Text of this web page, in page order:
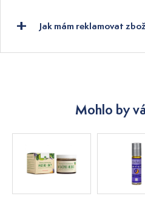
Jak mám reklamovat
Mohlo by